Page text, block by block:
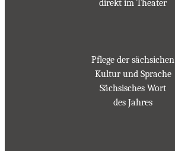
direkt im Theater
Pflege der sächsichen
Kultur und Sprache
Sächsisches Wort
des Jahres